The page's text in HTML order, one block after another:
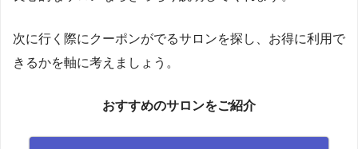
次に行く際にクーポンがでるサロンを探し、お得に利用で
きるかを軸に考えましょう。
おすすめのサロンをご紹介